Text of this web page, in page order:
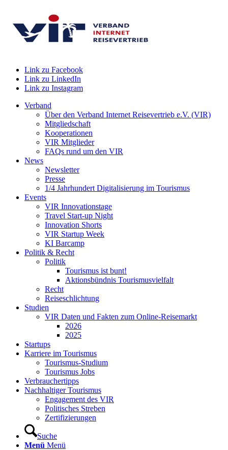
Link zu Facebook
Link zu LinkedIn
Link zu Instagram
Verband
Über den Verband Internet Reisevertrieb e.V. (VIR)
Mitgliedschaft
Kooperationen
VIR Mitglieder
FAQs rund um den VIR
News
Newsletter
Presse
1/4 Jahrhundert Digitalisierung im Tourismus
Events
VIR Innovationstage
Travel Start-up Night
Innovation Shorts
VIR Startup Week
KI Barcamp
Politik & Recht
Politik
Tourismus ist bunt!
Aktionsbündnis Tourismusvielfalt
Recht
Reiseschlichtung
Studien
VIR Daten und Fakten zum Online-Reisemarkt
2026
2025
Startups
Karriere im Tourismus
Tourismus-Studium
Tourismus Jobs
Verbrauchertipps
Nachhaltiger Tourismus
Engagement des VIR
Politisches Streben
Zertifizierungen
Suche
Menü Menü